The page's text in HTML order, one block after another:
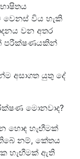
විය හැකි
වන අතර
පරීක්ෂණයකින්
අසාගත යුතු දේ
මොනවාද?
හොඳ හැඟීමක්
නම්, කේතය
හැඟීමක් ඇති